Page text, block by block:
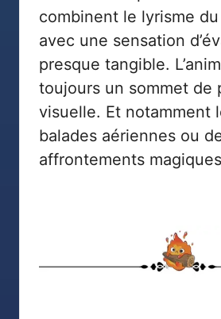
combinent le lyrisme
avec une sensation
presque tangible.
toujours un sommet de
visuelle. Et notamment
balades aériennes ou
affrontements